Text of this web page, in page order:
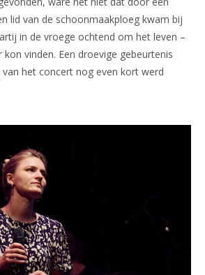
lid van de schoonmaakploeg kwam bij
in de vroege ochtend om het leven –
vinden. Een droevige gebeurtenis
het concert nog even kort werd